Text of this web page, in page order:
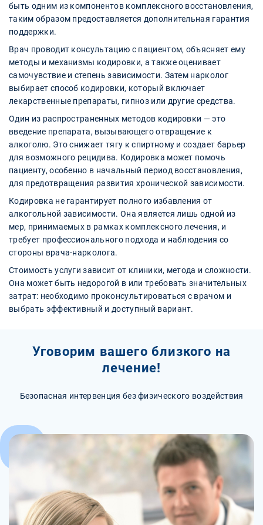
быть одним из компонентов комплексного восстановления,
таким образом предоставляется дополнительная гарантия
поддержки.
Врач проводит консультацию с пациентом, объясняет ему
методы и механизмы кодировки, а также оценивает
самочувствие и степень зависимости. Затем нарколог
выбирает способ кодировки, который включает
лекарственные препараты, гипноз или другие средства.
Один из распространенных методов кодировки — это
введение препарата, вызывающего отвращение к
алкоголю. Это снижает тягу к спиртному и создает барьер
для возможного рецидива. Кодировка может помочь
пациенту, особенно в начальный период восстановления,
для предотвращения развития хронической зависимости.
Кодировка не гарантирует полного избавления от
алкогольной зависимости. Она является лишь одной из
мер, принимаемых в рамках комплексного лечения, и
требует профессионального подхода и наблюдения со
стороны врача-нарколога.
Стоимость услуги зависит от клиники, метода и сложности.
Она может быть недорогой в или требовать значительных
затрат: необходимо проконсультироваться с врачом и
выбрать эффективный и доступный вариант.
Уговорим вашего близкого на
лечение!
Безопасная интервенция без физического воздействия